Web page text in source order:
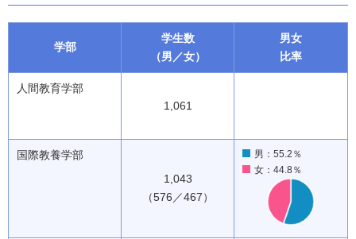
学部
学生数
（男／女）
男女
比率
人間教育学部
1,061
国際教養学部
1,043
（576／467）
男：55.2％
女：44.8％